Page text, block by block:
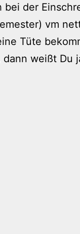
bei der
vm
Tüte
weißt Du